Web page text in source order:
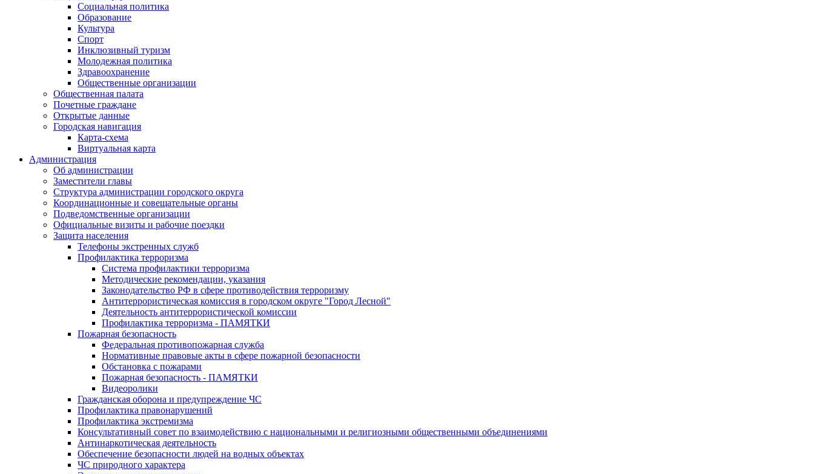
Социальная политика
Образование
Культура
Спорт
Инклюзивный туризм
Молодежная политика
Здравоохранение
Общественные организации
Общественная палата
Почетные граждане
Открытые данные
Городская навигация
Карта-схема
Виртуальная карта
Администрация
Об администрации
Заместители главы
Структура администрации городского округа
Координационные и совещательные органы
Подведомственные организации
Официальные визиты и рабочие поездки
Защита населения
Телефоны экстренных служб
Профилактика терроризма
Система профилактики терроризма
Методические рекомендации, указания
Законодательство РФ в сфере противодействия терроризму
Антитеррористическая комиссия в городском округе "Город Лесной"
Деятельность антитеррористической комиссии
Профилактика терроризма - ПАМЯТКИ
Пожарная безопасность
Федеральная противопожарная служба
Нормативные правовые акты в сфере пожарной безопасности
Обстановка с пожарами
Пожарная безопасность - ПАМЯТКИ
Видеоролики
Гражданская оборона и предупреждение ЧС
Профилактика правонарушений
Профилактика экстремизма
Консультативный совет по взаимодействию с национальными и религиозными общественными объединениями
Антинаркотическая деятельность
Обеспечение безопасности людей на водных объектах
ЧС природного характера